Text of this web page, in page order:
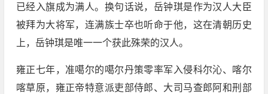
已经入旗成为满人。换句话说，岳钟琪是作为汉人大臣
被拜为大将军，连满族士卒也听命于他，这在清朝历史
上，岳钟琪是唯一一个获此殊荣的汉人。
雍正七年，准噶尔的噶尔丹策零率军入侵科尔沁、喀尔
喀草原，雍正帝特意派吏部侍郎、大司马查郎阿和刑部